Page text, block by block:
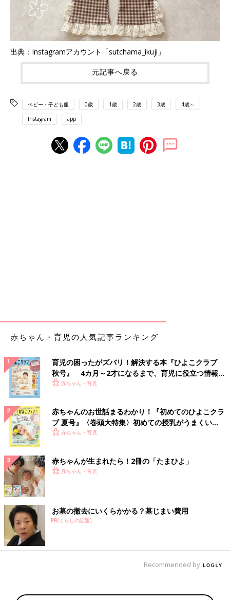
出典：Instagramアカウント「sutchama_ikuji」
元記事へ戻る
ベビー・子ども服 0歳 1歳 2歳 3歳 4歳～
Instagram app
赤ちゃん・育児の人気記事ランキング
育児の困ったがズバリ！解決する本『ひよこクラブ
秋号』 4カ月～2才になるまで、育児に役立つ情報が
いっぱい！
赤ちゃん・育児
赤ちゃんのお世話まるわかり！『初めてのひよこクラ
ブ 夏号』〈巻頭大特集〉初めての授乳がうまくい
く！ おっぱい・ミルクの基本と夏のトラブル 解決テ
赤ちゃん・育児
赤ちゃんが生まれたら！2冊の「たまひよ」
赤ちゃん・育児
お墓の撤去にいくらかかる？墓じまい費用
PR(くらしの話題)
Recommended by